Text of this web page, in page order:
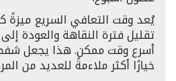
يُعد وقت التعافي السريع ميزةً
تقليل فترة النقاهة والعودة
أسرع وقت ممكن. هذا يجعل شفط
خيارًا أكثر ملاءمةً للعديد من